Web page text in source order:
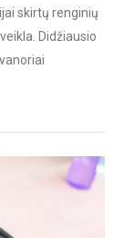
skirtų renginių
Didžiausio